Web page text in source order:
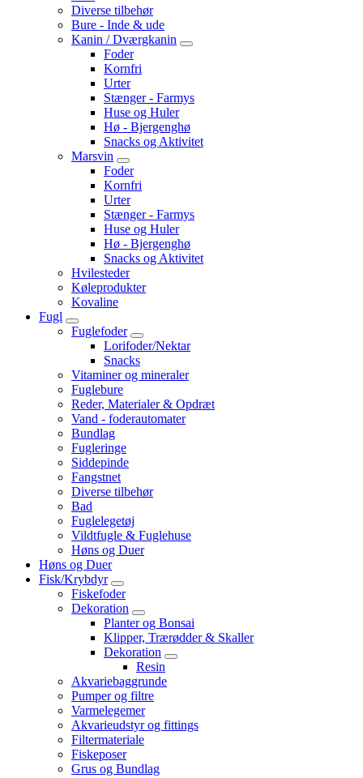
Diverse tilbehør
Bure - Inde & ude
Kanin / Dværgkanin
Foder
Kornfri
Urter
Stænger - Farmys
Huse og Huler
Hø - Bjergenghø
Snacks og Aktivitet
Marsvin
Foder
Kornfri
Urter
Stænger - Farmys
Huse og Huler
Hø - Bjergenghø
Snacks og Aktivitet
Hvilesteder
Køleprodukter
Kovaline
Fugl
Fuglefoder
Lorifoder/Nektar
Snacks
Vitaminer og mineraler
Fuglebure
Reder, Materialer & Opdræt
Vand - foderautomater
Bundlag
Fugleringe
Siddepinde
Fangstnet
Diverse tilbehør
Bad
Fuglelegetøj
Vildtfugle & Fuglehuse
Høns og Duer
Høns og Duer
Fisk/Krybdyr
Fiskefoder
Dekoration
Planter og Bonsai
Klipper, Trærødder & Skaller
Dekoration
Resin
Akvariebaggrunde
Pumper og filtre
Varmelegemer
Akvarieudstyr og fittings
Filtermateriale
Fiskeposer
Grus og Bundlag